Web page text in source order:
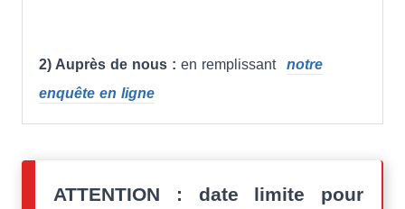
2) Auprès de nous : en remplissant
notre
enquête en ligne
ATTENTION : date limite pour